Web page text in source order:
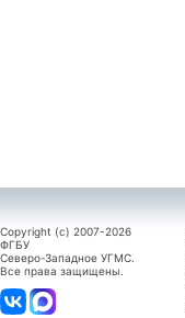
Copyright (c) 2007-2026
ФГБУ
Северо-Западное УГМС.
Все права защищены.